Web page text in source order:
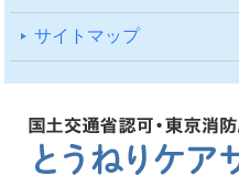
サイトマップ